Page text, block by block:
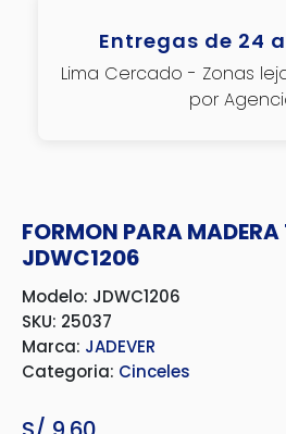
Entregas de 24
Lima Cercado - Zonas
por
FORMON PARA
JDWC1206
Modelo: JDWC1206
SKU: 25037
Marca: JADEVER
Categoria: Cinceles